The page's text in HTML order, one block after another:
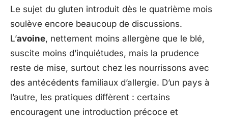
Le sujet du gluten introduit dès le quatrième mois
soulève encore beaucoup de discussions.
L’avoine, nettement moins allergène que le blé,
suscite moins d’inquiétudes, mais la prudence
reste de mise, surtout chez les nourrissons avec
des antécédents familiaux d’allergie. D’un pays à
l’autre, les pratiques diffèrent : certains
encouragent une introduction précoce et